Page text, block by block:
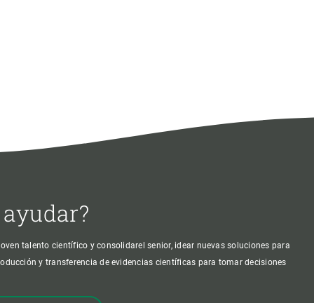
talento científico y consolidarel senior, idear nuevas soluciones para
y transferencia de evidencias científicas para tomar decisiones